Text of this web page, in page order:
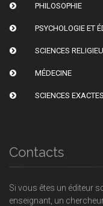
PHILOSOPHIE
PSYCHOLOGIE ET
SCIENCES
MÉDECINE
SCIENCES EXACTES
Contacts
Si vous êtes un éditeur
enseignant, un